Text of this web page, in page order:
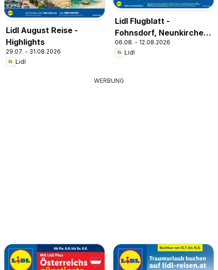
Lidl August Reise -
Highlights
29.07. - 31.08.2026
Lidl
Lidl Flugblatt -
Fohnsdorf, Neunkirchen,
Graz
06.08. - 12.08.2026
Lidl
WERBUNG